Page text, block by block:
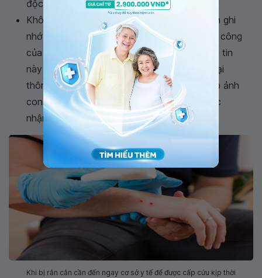
độc của cơ thể;
Không nên cố bắt con rắn. Thay vào đó nên ghi
nhớ màu sắc, hình dạng và phương thức tấn công
của chúng để có thể mô tả với bác sĩ, thông tin
này sẽ có ích trong điều trị. Nếu có điện thoại
thông minh bên mình và thuận tiện, hãy chụp ảnh
con rắn từ khoảng cách an toàn để giúp việc
nhận dạng được dễ dàng hơn.
Khi bị rắn cắn cần đến ngay cơ sở y tế để được cấp cứu kịp thời